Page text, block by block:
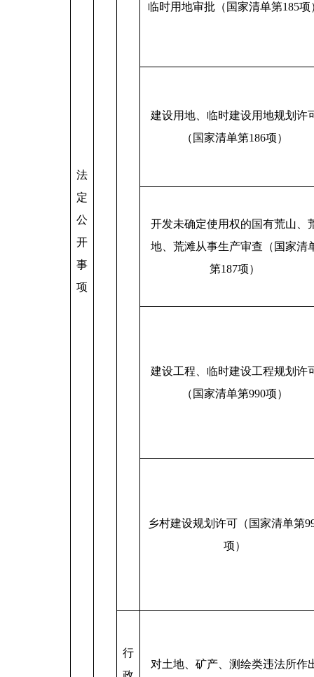
法
定
公
开
事
项
临时用地审批（国家清单第185项
建设用地、临时建设用地规划许
（国家清单第186项）
开发未确定使用权的国有荒山、
地、荒滩从事生产审查（国家清
第187项）
建设工程、临时建设工程规划许
（国家清单第990项）
乡村建设规划许可（国家清单第
项）
行
对土地、矿产、测绘类违法所作